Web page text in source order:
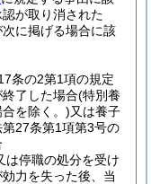
が取り消された
に掲げる場合に該
条の2第1項の規定
了した場合(特別養
を除く。)又は養子
27条第1項第3号の
は停職の処分を受け
力を失った後、当